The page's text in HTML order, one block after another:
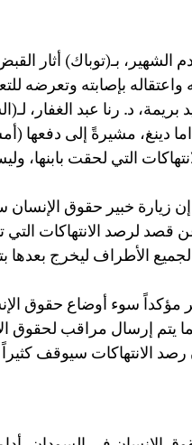
بـ(توباك) أثار
واعتقاله بإصابته وتعرضه
د. رنا عبد الغفار،
دينغ، مشيرةً إلى دفعها
التي لحقت بابنها،
زيارة خبير حقوق الإنسان
قصد لرصد الانتهاكات
لجميع الأطراف ليخرج
مؤكداً سوء أوضاع حقوق
يتم إرسال مراقب لحقوق
الانتهاكات سيوقف